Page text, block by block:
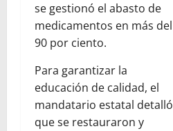
se gestionó el abasto de
medicamentos en más del
90 por ciento.
Para garantizar la
educación de calidad, el
mandatario estatal detalló
que se restauraron y